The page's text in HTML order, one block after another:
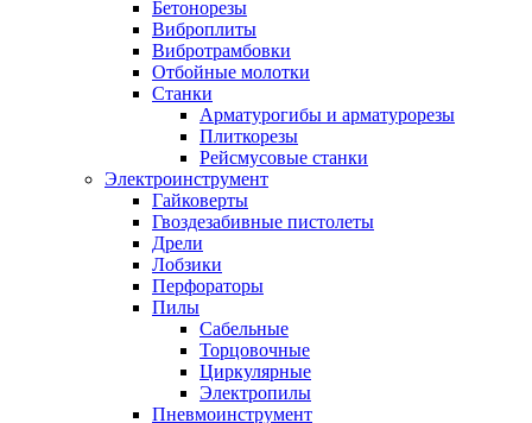
Бетонорезы
Виброплиты
Вибротрамбовки
Отбойные молотки
Станки
Арматурогибы и арматурорезы
Плиткорезы
Рейсмусовые станки
Электроинструмент
Гайковерты
Гвоздезабивные пистолеты
Дрели
Лобзики
Перфораторы
Пилы
Сабельные
Торцовочные
Циркулярные
Электропилы
Пневмоинструмент